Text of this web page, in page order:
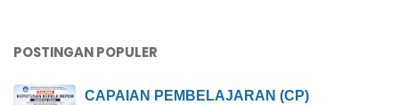
POSTINGAN POPULER
CAPAIAN PEMBELAJARAN (CP)